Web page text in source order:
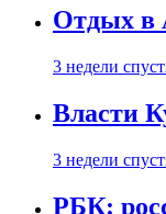
Отдых в
3 недели
Власти
3 недели
РБК: